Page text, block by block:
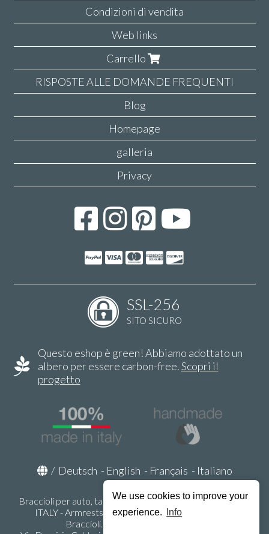
We use cookies to improve your
experience.
Info
Condizioni di vendita
Web links
Carrello
RISPOSTE ALLE DOMANDE FREQUENTI
Blog
Homepage
galleria
Privacy
SSL-256
SITO SICURO
Questo eshop è green! Abbiamo adottato un
albero per essere carbon-free.Scopri il
progetto
/ Deutsch - English - Français - Italiano
Braccioli per auto, tappeti auto, accessori auto MADE IN
ITALY - Armrests, Mittelarmlehnen, Accoundoirs -
Braccioli.it - P.Iva IT02178470353